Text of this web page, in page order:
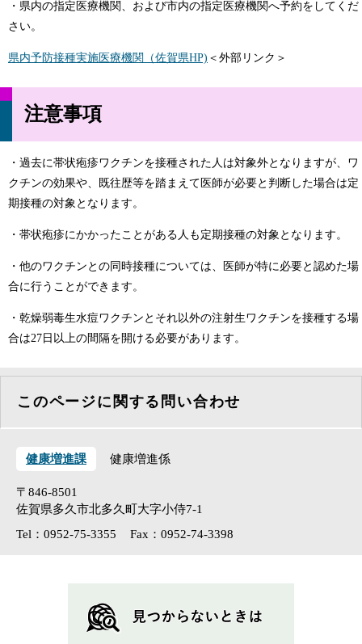
・県内の指定医療機関、および市内の指定医療機関へ予約をしてくだ
さい。
県内予防接種実施医療機関（佐賀県HP) ＜外部リンク＞
注意事項
・過去に帯状疱疹ワクチンを接種された人は対象外となりますが、ワ
クチンの効果や、既往歴等を踏まえて医師が必要と判断した場合は定
期接種の対象となります。​
・帯状疱疹にかかったことがある人も定期接種の対象となります。
・他のワクチンとの同時接種については、医師が特に必要と認めた場
合に行うことができます。
・乾燥弱毒生水痘ワクチンとそれ以外の注射生ワクチンを接種する場
合は27日以上の間隔を開ける必要があります。
このページに関する問い合わせ
健康増進課 健康増進係
〒846-8501
佐賀県多久市北多久町大字小侍7-1
Tel：0952-75-3355
Fax：0952-74-3398